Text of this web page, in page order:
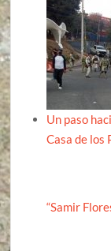
Un paso
Casa de los
“Samir